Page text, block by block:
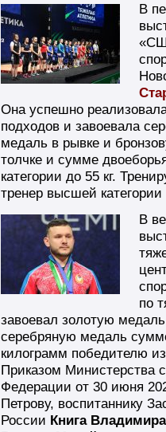
В
Она успешно
подходов и завоевала
медаль в рывке и
толчке и сумме
категории до 55 кг.
тренер высшей категории
В
по
завоевал золотую
серебряную медаль
килограмм победителю
Приказом Министерства
Федерации от 30 июня
Петрову, воспитаннику
России Книга